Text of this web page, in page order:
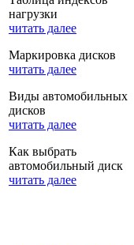
нагрузки
читать далее
Маркировка дисков
читать далее
Виды автомобильных
дисков
читать далее
Как выбрать
автомобильный диск
читать далее